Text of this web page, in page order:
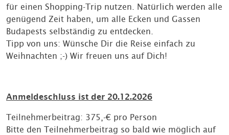
für einen Shopping-Trip nutzen. Natürlich werden alle
genügend Zeit haben, um alle Ecken und Gassen
Budapests selbständig zu entdecken.
Tipp von uns: Wünsche Dir die Reise einfach zu
Weihnachten ;-) Wir freuen uns auf Dich!
Anmeldeschluss ist der 20.12.2026
Teilnehmerbeitrag: 375,-€ pro Person
Bitte den Teilnehmerbeitrag so bald wie möglich auf